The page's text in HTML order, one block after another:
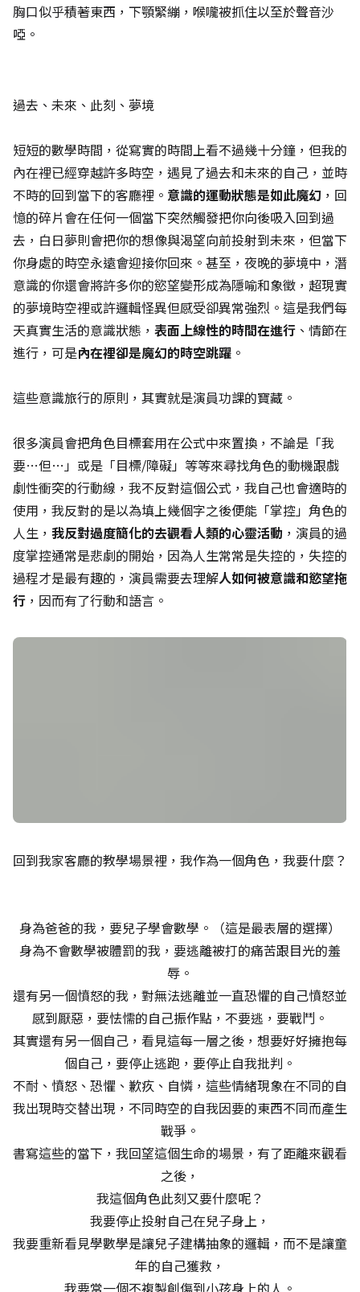
胸口似乎積著東西，下顎緊繃，喉嚨被抓住以至於聲音沙
啞。
過去、未來、此刻、夢境
短短的數學時間，從寫實的時間上看不過幾十分鐘，但我的
內在裡已經穿越許多時空，遇見了過去和未來的自己，並時
不時的回到當下的客廳裡。 意識的運動狀態是如此魔幻 ，回
憶的碎片會在任何一個當下突然觸發把你向後吸入回到過
去，白日夢則會把你的想像與渴望向前投射到未來，但當下
你身處的時空永遠會迎接你回來。甚至，夜晚的夢境中，潛
意識的你還會將許多你的慾望變形成為隱喻和象徵，超現實
的夢境時空裡或許邏輯怪異但感受卻異常強烈。這是我們每
天真實生活的意識狀態， 表面上線性的時間在進行 、情節在
進行，可是內在裡卻是魔幻的時空跳躍 。
這些意識旅行的原則，其實就是演員功課的寶藏。
很多演員會把角色目標套用在公式中來置換，不論是「我
要…但…」或是「目標/障礙」等等來尋找角色的動機跟戲
劇性衝突的行動線，我不反對這個公式，我自己也會適時的
使用，我反對的是以為填上幾個字之後便能「掌控」角色的
人生， 我反對過度簡化的去觀看人類的心靈活動 ，演員的過
度掌控通常是悲劇的開始，因為人生常常是失控的，失控的
過程才是最有趣的，演員需要去理解人如何被意識和慾望拖
行 ，因而有了行動和語言。
回到我家客廳的教學場景裡，我作為一個角色，我要什麼？
身為爸爸的我，要兒子學會數學。（這是最表層的選擇）
身為不會數學被體罰的我，要逃離被打的痛苦跟目光的羞
辱。
還有另一個憤怒的我，對無法逃離並一直恐懼的自己憤怒並
感到厭惡，要怯懦的自己振作點，不要逃，要戰鬥。
其實還有另一個自己，看見這每一層之後，想要好好擁抱每
個自己，要停止逃跑，要停止自我批判。
不耐、憤怒、恐懼、歉疚、自憐，這些情緒現象在不同的自
我出現時交替出現，不同時空的自我因要的東西不同而產生
戰爭。
書寫這些的當下，我回望這個生命的場景，有了距離來觀看
之後，
我這個角色此刻又要什麼呢？
我要停止投射自己在兒子身上，
我要重新看見學數學是讓兒子建構抽象的邏輯，而不是讓童
年的自己獲救，
我要當一個不複製創傷到小孩身上的人。